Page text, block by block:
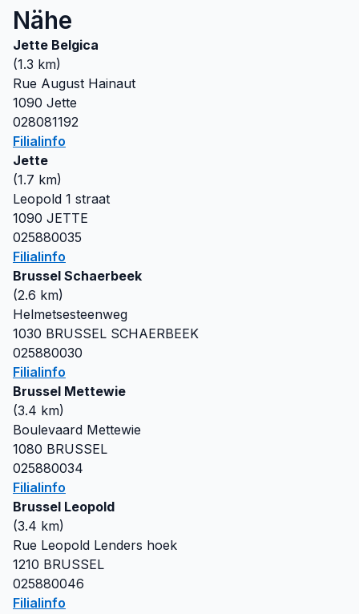
Nähe
Jette Belgica
(1.3 km)
Rue August Hainaut
1090 Jette
028081192
Filialinfo
Jette
(1.7 km)
Leopold 1 straat
1090 JETTE
025880035
Filialinfo
Brussel Schaerbeek
(2.6 km)
Helmetsesteenweg
1030 BRUSSEL SCHAERBEEK
025880030
Filialinfo
Brussel Mettewie
(3.4 km)
Boulevaard Mettewie
1080 BRUSSEL
025880034
Filialinfo
Brussel Leopold
(3.4 km)
Rue Leopold Lenders hoek
1210 BRUSSEL
025880046
Filialinfo